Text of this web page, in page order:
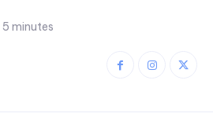
5 minutes